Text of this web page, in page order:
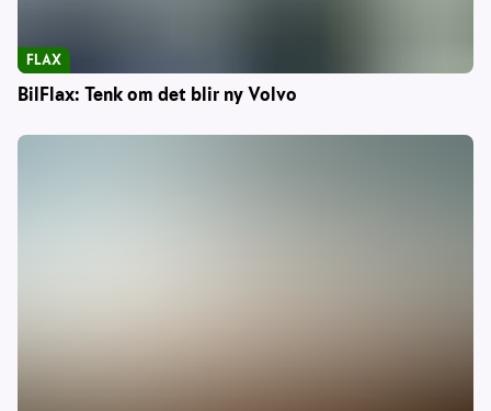
BilFlax: Tenk om det blir ny Volvo
FLAX